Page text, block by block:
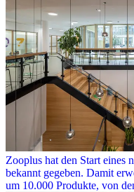
Zooplus hat den Start eines
bekannt gegeben. Damit
um 10.000 Produkte, von